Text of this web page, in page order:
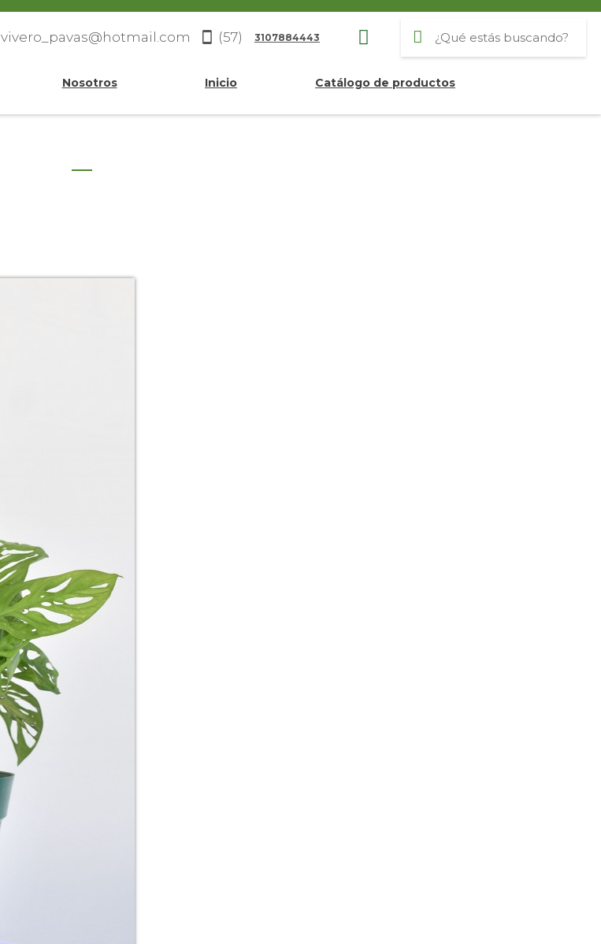
vivero_pavas@hotmail.com (57) 3107884443
Nosotros Inicio Catálogo de productos